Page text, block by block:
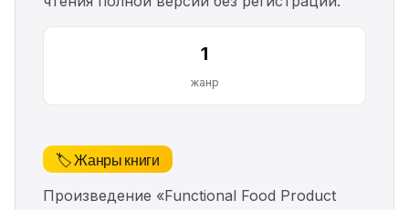
1
жанр
🏷️ Жанры книги
Произведение «Functional Food Product